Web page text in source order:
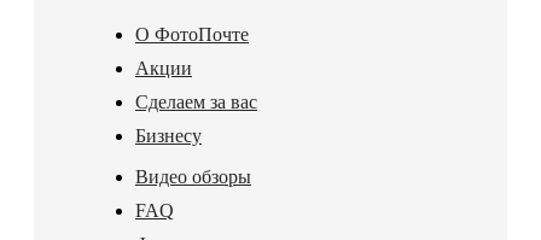
О ФотоПочте
Акции
Сделаем за вас
Бизнесу
Видео обзоры
FAQ